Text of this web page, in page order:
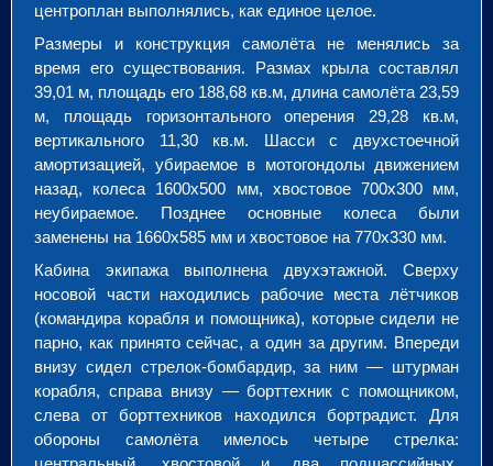
центроплан выполнялись, как единое целое.
Размеры и конструкция самолёта не менялись за
время его существования. Размах крыла составлял
39,01 м, площадь его 188,68 кв.м, длина самолёта 23,59
м, площадь горизонтального оперения 29,28 кв.м,
вертикального 11,30 кв.м. Шасси с двухстоечной
амортизацией, убираемое в мотогондолы движением
назад, колеса 1600х500 мм, хвостовое 700х300 мм,
неубираемое. Позднее основные колеса были
заменены на 1660х585 мм и хвостовое на 770х330 мм.
Кабина экипажа выполнена двухэтажной. Сверху
носовой части находились рабочие места лётчиков
(командира корабля и помощника), которые сидели не
парно, как принято сейчас, а один за другим. Впереди
внизу сидел стрелок-бомбардир, за ним — штурман
корабля, справа внизу — борттехник с помощником,
слева от борттехников находился бортрадист. Для
обороны самолёта имелось четыре стрелка: